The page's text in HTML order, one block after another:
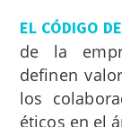
EL CÓDIGO
de la
definen
los
éticos en el